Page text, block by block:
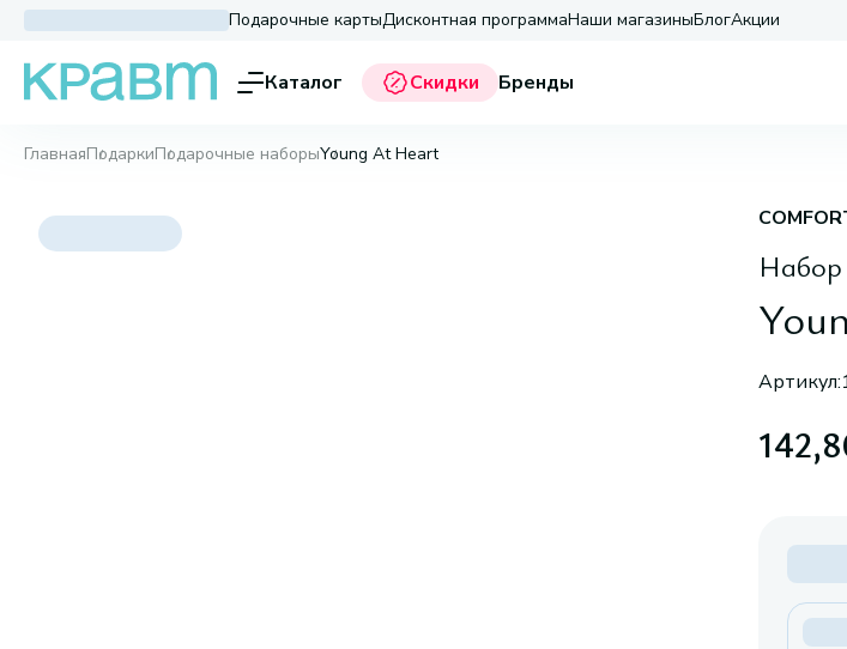
Подарочные картыДисконтная программаНаши магазиныБлогАкции
Каталог Скидки Бренды
ГлавнаяПодаркиПодарочные наборыYoung At Heart
Артикул: